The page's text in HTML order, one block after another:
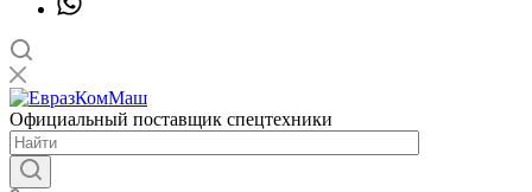
Официальный поставщик спецтехники